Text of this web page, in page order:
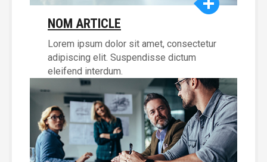
NOM ARTICLE
Lorem ipsum dolor sit amet, consectetur
adipiscing elit. Suspendisse dictum
eleifend interdum.